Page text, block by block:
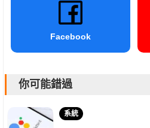
Facebook
你可能錯過
系統